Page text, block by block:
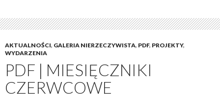
AKTUALNOŚCI, GALERIA NIERZECZYWISTA, PDF, PROJEKTY,
WYDARZENIA
PDF | MIESIĘCZNIKI
CZERWCOWE